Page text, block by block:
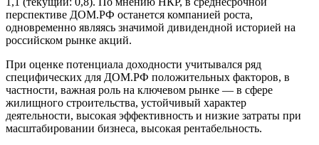
перспективе ДОМ.РФ останется компанией роста,
одновременно являясь значимой дивидендной историей на
российском рынке акций.
При оценке потенциала доходности учитывался ряд
специфических для ДОМ.РФ положительных факторов, в
частности, важная роль на ключевом рынке — в сфере
жилищного строительства, устойчивый характер
деятельности, высокая эффективность и низкие затраты при
масштабировании бизнеса, высокая рентабельность.